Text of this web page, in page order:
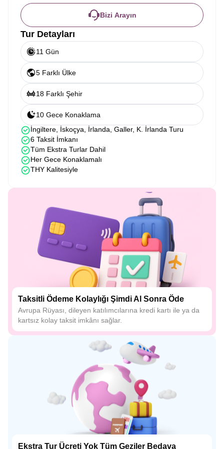
Bizi Arayın
Tur Detayları
11 Gün
5 Farklı Ülke
18 Farklı Şehir
10 Gece Konaklama
İngiltere, İskoçya, İrlanda, Galler, K. İrlanda Turu
6 Taksit İmkanı
Tüm Ekstra Turlar Dahil
Her Gece Konaklamalı
THY Kalitesiyle
Taksitli Ödeme Kolaylığı Şimdi Al Sonra Öde
Avrupa Rüyası, dileyen katılımcılarına kredi kartı ile ya da
kartsız kolay taksit imkânı sağlar.
Ekstra Tur Ücreti Yok Tüm Geziler Bedava